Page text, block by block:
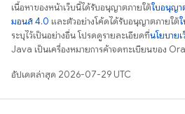
เนื้อหาของหน้าเว็บนี้ได้รับอนุญาตภายใต้ใบอนุญา
มอนส์ 4.0 และตัวอย่างโค้ดได้รับอนุญาตภายใต้
ระบุไว้เป็นอย่างอื่น โปรดดูรายละเอียดที่นโยบาย
Java เป็นเครื่องหมายการค้าจดทะเบียนของ
อัปเดตล่าสุด 2026-07-29 UTC